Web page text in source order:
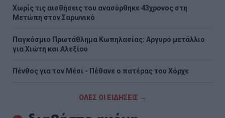
Χωρίς τις αισθήσεις του ανασύρθηκε 43χρονος στη
Μετώπη στον Σαρωνικό
Παγκόσμιο Πρωτάθλημα Κωπηλασίας: Αργυρό μετάλλιο
για Χιώτη και Αλεξίου
Πένθος για τον Μέσι - Πέθανε ο πατέρας του Χόρχε
ΟΛΕΣ ΟΙ ΕΙΔΗΣΕΙΣ →